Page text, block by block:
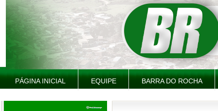
PÁGINA INICIAL EQUIPE BARRA DO ROCHA